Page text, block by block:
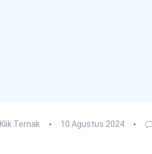
Klik Ternak 10 Agustus 2024